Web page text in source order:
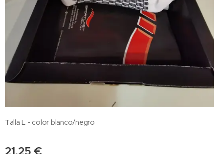
Talla L - color blanco/negro
21,25 €